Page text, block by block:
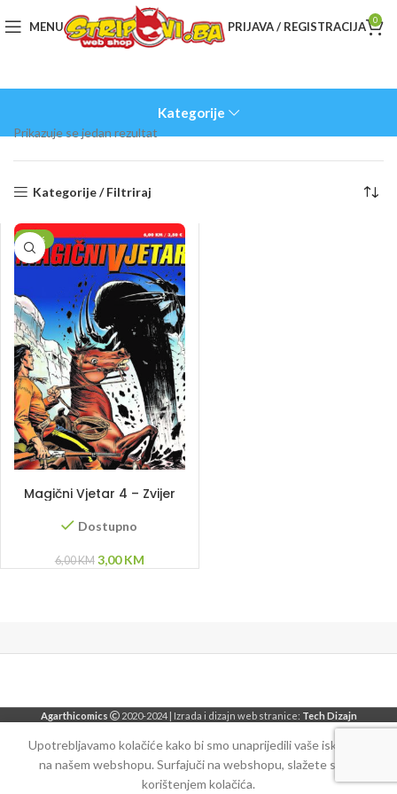
MENU PRIJAVA / REGISTRACIJA 0
Kategorije
Prikazuje se jedan rezultat
Kategorije / Filtriraj
-50%
Magični Vjetar 4 – Zvijer
Dostupno
6,00KM Original
3,00KMCurrent
Agarthicomics 2020-2024 | Izrada i dizajn web stranice: Tech Dizajn
Upotrebljavamo kolačiće kako bi smo unaprijedili vaše iskustvo
na našem webshopu. Surfajuči na webshopu, slažete se sa
korištenjem kolačića.